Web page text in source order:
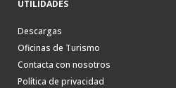
UTILIDADES
Descargas
Oficinas de Turismo
Contacta con nosotros
Política de privacidad